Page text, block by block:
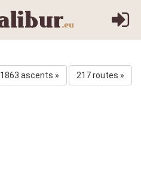
1863 ascents » 217 routes »